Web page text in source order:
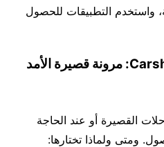
واستخدم التطبيقات للحصول
مشاركة السيارات Carsharing: مرونة قصيرة الأمد
القصيرة أو عند الحاجة
ومتى ولماذا تختارها: